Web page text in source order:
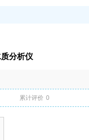
分析仪
累计评价 0